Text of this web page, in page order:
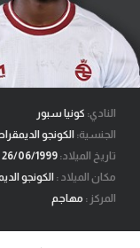
أخبار
ميركاتو
فانتازي في الجول
مسابقة التوقعات
فيديوهات
النادي: كونيا سبور
الجنسية: الكونجو
تاريخ الميلاد:
مكان الميلاد : الكونجو
المركز : مهاجم